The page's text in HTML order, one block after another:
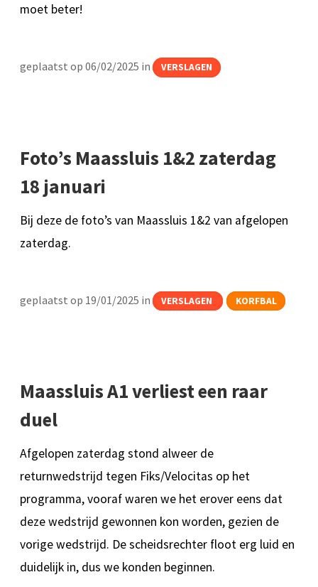
moet beter!
geplaatst op 06/02/2025 in VERSLAGEN
Foto’s Maassluis 1&2 zaterdag
18 januari
Bij deze de foto’s van Maassluis 1&2 van afgelopen
zaterdag.
geplaatst op 19/01/2025 in VERSLAGEN KORFBAL
Maassluis A1 verliest een raar
duel
Afgelopen zaterdag stond alweer de
returnwedstrijd tegen Fiks/Velocitas op het
programma, vooraf waren we het erover eens dat
deze wedstrijd gewonnen kon worden, gezien de
vorige wedstrijd. De scheidsrechter floot erg luid en
duidelijk in, dus we konden beginnen.